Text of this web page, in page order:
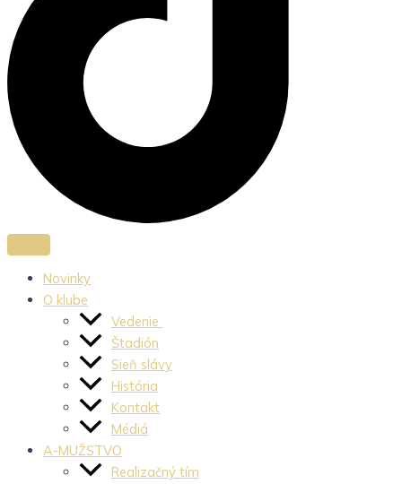
Novinky
O klube
Vedenie
Štadión
Sieň slávy
História
Kontakt
Médiá
A-MUŽSTVO
Realizačný tím